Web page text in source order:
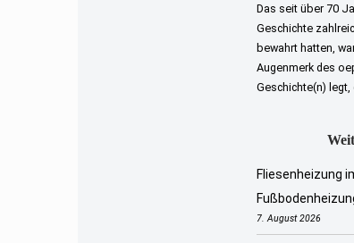
Das seit über 70
Geschichte
bewahrt hatten,
Augenmerk des
Geschichte(n) legt,
Fliesenheizung
7. August 2026